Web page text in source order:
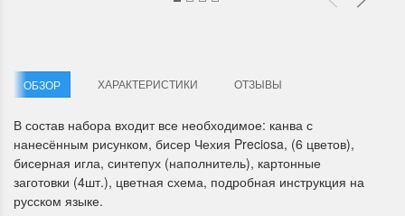
Летние Скидки
!! СКИДКА 20% ‼️ с 1 до 3 июня в
честь первого летнего дня
Чудетство...
Раритеты Дим.
На сайте пополнение
Dimensions
ОБЗОР ХАРАКТЕРИСТИКИ ОТЗЫВЫ
В состав набора входит все необходимое: канва с
нанесённым рисунком, бисер Чехия Preciosa, (6 цветов),
бисерная игла, синтепух (наполнитель), картонные
заготовки (4шт.), цветная схема, подробная инструкция на
русском языке.